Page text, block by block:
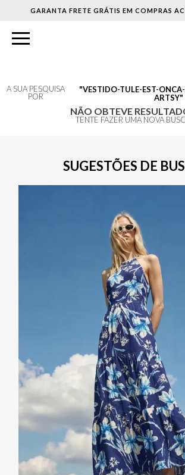
GARANTA FRETE GRÁTIS EM COMPRAS
A SUA PESQUISA
POR
VESTIDO-TULE-EST-
ARTSY
NÃO OBTEVE
TENTE FAZER UMA NOVA
SUGESTÕES DE